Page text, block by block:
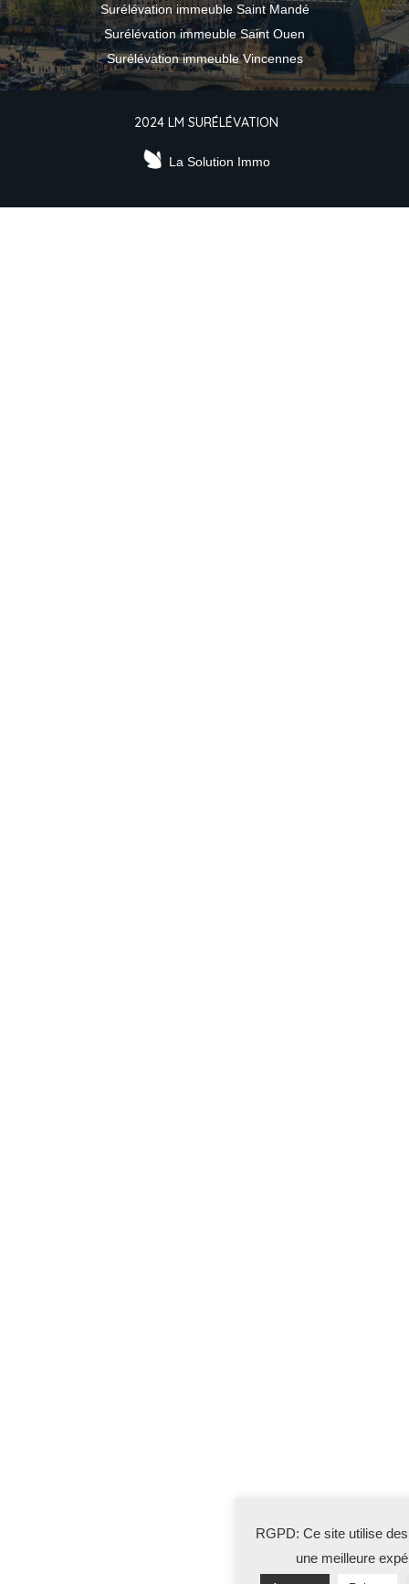
Surélévation immeuble Saint Mandé
Surélévation immeuble Saint Ouen
Surélévation immeuble Vincennes
2024 LM SURÉLÉVATION
La Solution Immo
RGPD: Ce site utilise
une meilleure